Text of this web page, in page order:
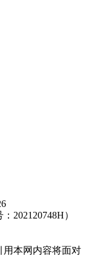
202120748H）
用本网内容将面对